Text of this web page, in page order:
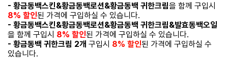
- 황금동백스킨&황금동백로션&황금동백 귀한크림을 함께 구입시
8% 할인된 가격에 구입하실 수 있습니다.
- 황금동백스킨&황금동백로션&황금동백 귀한크림&발효동백오일
을 함께 구입시 8% 할인된 가격에 구입하실 수 있습니다.
- 황금동백 귀한크림 2개 구입시 8% 할인된 가격에 구입하실 수
있습니다.